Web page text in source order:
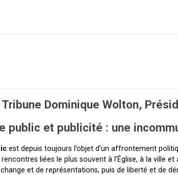
Tribune Dominique Wolton,
public et publicité : une
est depuis toujours l’objet d’un affrontement
liées le plus souvent à l’Église, à la ville
et de représentations, puis de liberté et de